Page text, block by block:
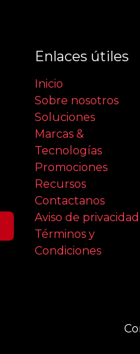
Enlaces útiles
Inicio
Sobre nosotros
Soluciones
Marcas &
Tecnologías
Promociones
Recursos
Contactanos
Aviso de privacidad
Términos y
Condiciones